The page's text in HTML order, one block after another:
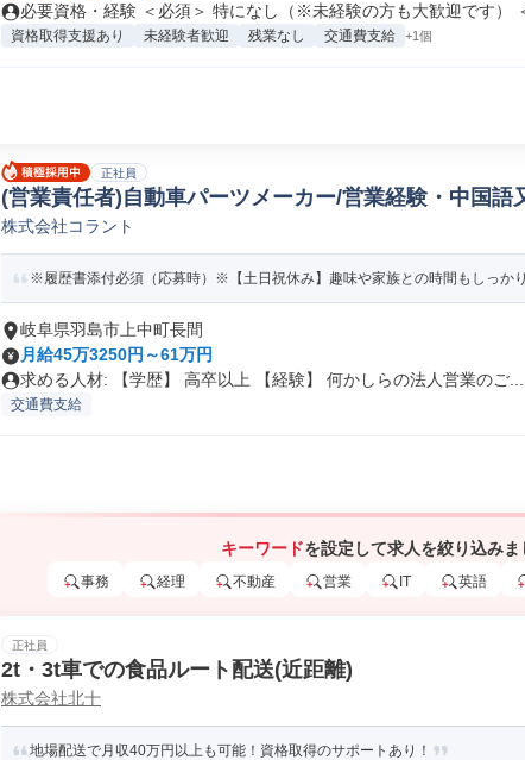
必要資格・経験 ＜必須＞ 特になし（※未経験の方も大歓迎です）
資格取得支援あり 未経験者歓迎 残業なし 交通費支給 +1個
正社員
(営業責任者)自動車パーツメーカー/営業経験・中国語
3505
株式会社コラント
※履歴書添付必須（応募時）※【土日祝休み】趣味や家族との時間もしっか
岐阜県羽島市上中町長間
月給45万3250円～61万円
求める人材: 【学歴】 高卒以上 【経験】 何かしらの法人営業のご...
交通費支給
キーワードを設定して求人を絞り込みま
事務 経理 不動産 営業 IT 英語
正社員
2t・3t車での食品ルート配送(近距離)
株式会社北十
地場配送で月収40万円以上も可能！資格取得のサポートあり！